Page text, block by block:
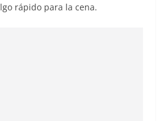
rápido para la cena.